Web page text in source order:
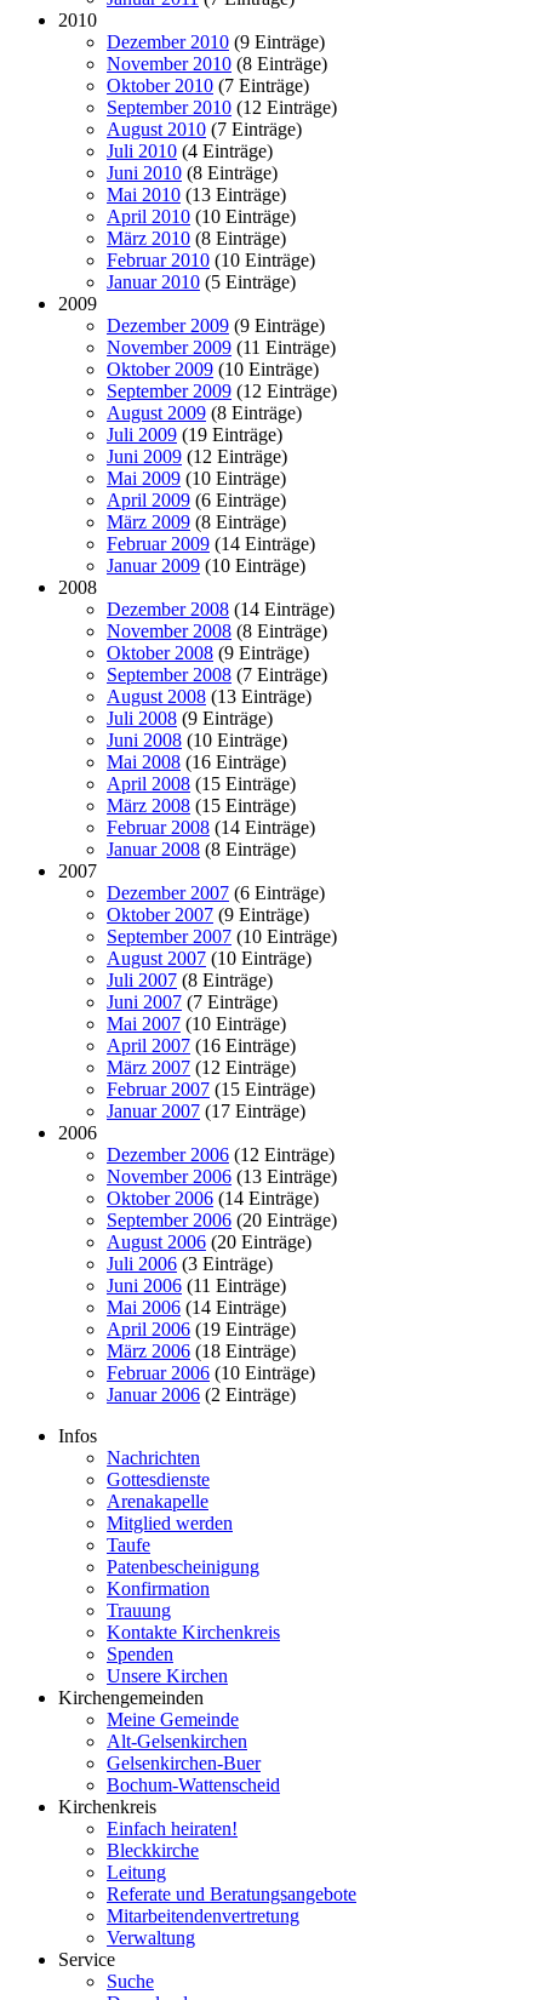
2010
Dezember 2010 (9 Einträge)
November 2010 (8 Einträge)
Oktober 2010 (7 Einträge)
September 2010 (12 Einträge)
August 2010 (7 Einträge)
Juli 2010 (4 Einträge)
Juni 2010 (8 Einträge)
Mai 2010 (13 Einträge)
April 2010 (10 Einträge)
März 2010 (8 Einträge)
Februar 2010 (10 Einträge)
Januar 2010 (5 Einträge)
2009
Dezember 2009 (9 Einträge)
November 2009 (11 Einträge)
Oktober 2009 (10 Einträge)
September 2009 (12 Einträge)
August 2009 (8 Einträge)
Juli 2009 (19 Einträge)
Juni 2009 (12 Einträge)
Mai 2009 (10 Einträge)
April 2009 (6 Einträge)
März 2009 (8 Einträge)
Februar 2009 (14 Einträge)
Januar 2009 (10 Einträge)
2008
Dezember 2008 (14 Einträge)
November 2008 (8 Einträge)
Oktober 2008 (9 Einträge)
September 2008 (7 Einträge)
August 2008 (13 Einträge)
Juli 2008 (9 Einträge)
Juni 2008 (10 Einträge)
Mai 2008 (16 Einträge)
April 2008 (15 Einträge)
März 2008 (15 Einträge)
Februar 2008 (14 Einträge)
Januar 2008 (8 Einträge)
2007
Dezember 2007 (6 Einträge)
Oktober 2007 (9 Einträge)
September 2007 (10 Einträge)
August 2007 (10 Einträge)
Juli 2007 (8 Einträge)
Juni 2007 (7 Einträge)
Mai 2007 (10 Einträge)
April 2007 (16 Einträge)
März 2007 (12 Einträge)
Februar 2007 (15 Einträge)
Januar 2007 (17 Einträge)
2006
Dezember 2006 (12 Einträge)
November 2006 (13 Einträge)
Oktober 2006 (14 Einträge)
September 2006 (20 Einträge)
August 2006 (20 Einträge)
Juli 2006 (3 Einträge)
Juni 2006 (11 Einträge)
Mai 2006 (14 Einträge)
April 2006 (19 Einträge)
März 2006 (18 Einträge)
Februar 2006 (10 Einträge)
Januar 2006 (2 Einträge)
Infos
Nachrichten
Gottesdienste
Arenakapelle
Mitglied werden
Taufe
Patenbescheinigung
Konfirmation
Trauung
Kontakte Kirchenkreis
Spenden
Unsere Kirchen
Kirchengemeinden
Meine Gemeinde
Alt-Gelsenkirchen
Gelsenkirchen-Buer
Bochum-Wattenscheid
Kirchenkreis
Einfach heiraten!
Bleckkirche
Leitung
Referate und Beratungsangebote
Mitarbeitendenvertretung
Verwaltung
Service
Suche